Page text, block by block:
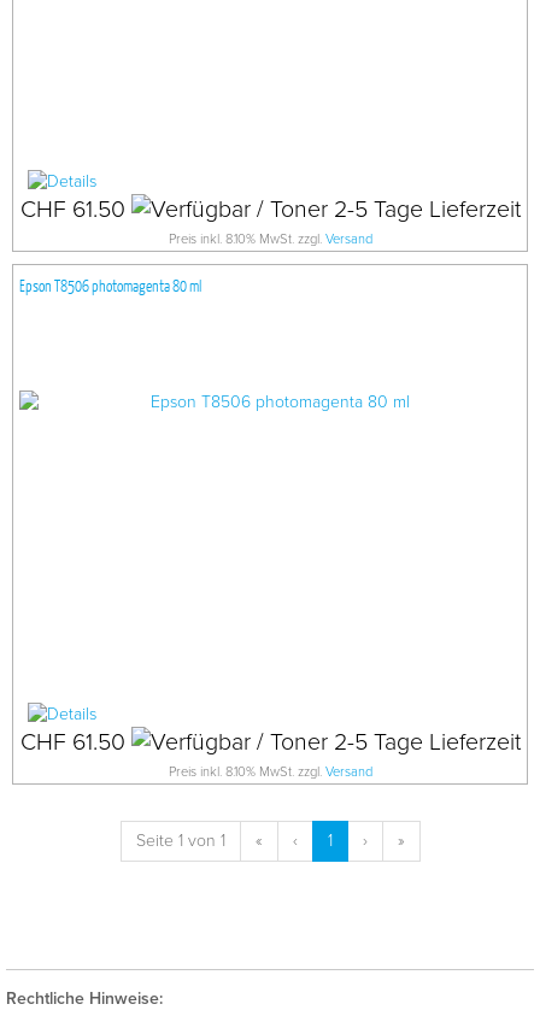
CHF 61.50
Preis inkl. 8.10% MwSt. zzgl. Versand
Epson T8506 photomagenta 80 ml
CHF 61.50
Preis inkl. 8.10% MwSt. zzgl. Versand
Seite 1 von 1 « ‹ 1 › »
Rechtliche Hinweise: